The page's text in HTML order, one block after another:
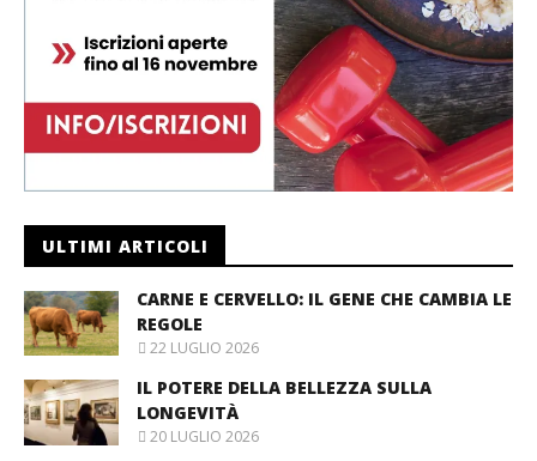
ULTIMI ARTICOLI
CARNE E CERVELLO: IL GENE CHE CAMBIA LE
REGOLE
22 LUGLIO 2026
IL POTERE DELLA BELLEZZA SULLA
LONGEVITÀ
20 LUGLIO 2026